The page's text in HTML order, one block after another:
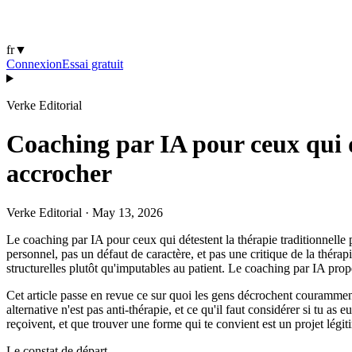
fr▼
ConnexionEssai gratuit
Verke Editorial
Coaching par IA pour ceux
accrocher
Verke Editorial · May 13, 2026
Le coaching par IA pour ceux qui détestent la thérapie
personnel, pas un défaut de caractère, et pas une critique de la
structurelles plutôt qu'imputables au patient. Le coaching par IA
Cet article passe en revue ce sur quoi les gens décrochent
alternative n'est pas anti-thérapie, et ce qu'il faut considérer si tu as
reçoivent, et que trouver une forme qui te convient est un projet